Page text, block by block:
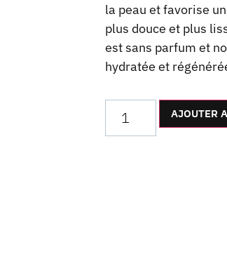
la peau et favorise
plus douce et plus
est sans parfum et
hydratée et
AJOUTER